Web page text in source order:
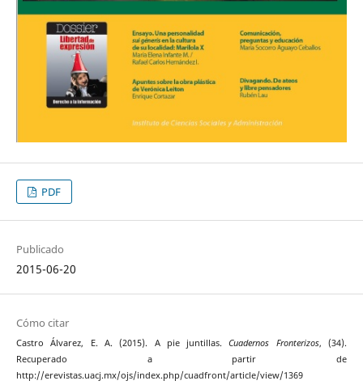
PDF
Publicado
2015-06-20
Cómo citar
Castro Álvarez, E. A. (2015). A pie juntillas.Cuadernos Fronterizos, (34).
Recuperado a partir de
http://erevistas.uacj.mx/ojs/index.php/cuadfront/article/view/1369